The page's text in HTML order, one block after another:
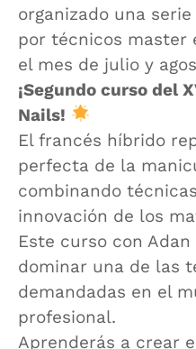
organizado una
por técnicos master
el mes de julio y
¡Segundo curso del
Nails!
El francés híbrido
perfecta de la
combinando
innovación de los
Este curso con
dominar una de las
demandadas en el
profesional.
Aprenderás a crear